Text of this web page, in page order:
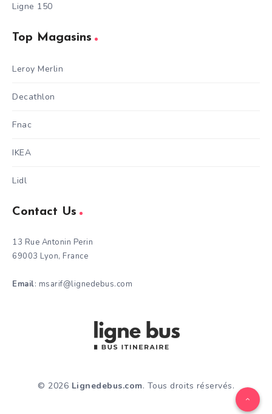
Ligne 150
Top Magasins
Leroy Merlin
Decathlon
Fnac
IKEA
Lidl
Contact Us
13 Rue Antonin Perin
69003 Lyon, France
Email: msarif@lignedebus.com
© 2026 Lignedebus.com. Tous droits réservés.